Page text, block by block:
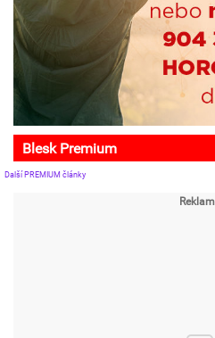
Blesk Premium
Další PREMIUM články